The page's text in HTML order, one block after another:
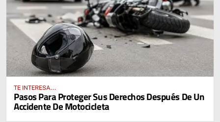
TE INTERESA...
Pasos Para Proteger Sus Derechos Después De Un
Accidente De Motocicleta